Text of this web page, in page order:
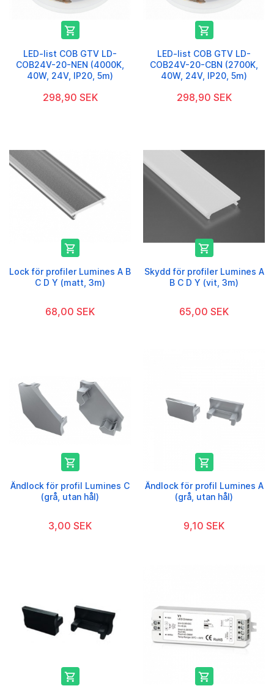

LED-list COB GTV LD-
COB24V-20-NEN (4000K,
40W, 24V, IP20, 5m)
298,90 SEK

LED-list COB GTV LD-
COB24V-20-CBN (2700K,
40W, 24V, IP20, 5m)
298,90 SEK

Lock för profiler Lumines A B
C D Y (matt, 3m)
68,00 SEK

Skydd för profiler Lumines A
B C D Y (vit, 3m)
65,00 SEK

Ändlock för profil Lumines C
(grå, utan hål)
3,00 SEK

Ändlock för profil Lumines A
(grå, utan hål)
9,10 SEK
 